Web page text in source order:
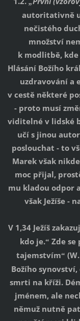
autoritativně
nečistého
množství
k modlitbě,
Hlásání Božího
uzdravování a
v cestě některé
- proto musí
viditelné v lidské
učí s jinou
poslouchat - to
Marek však
moc přijal,
mu kladou odpor
však Ježíše -
V 1,34 Ježíš
kdo je.“ Zde se
tajemstvím“
Božího
smrti na kříži.
jménem, ale
němuž nutně